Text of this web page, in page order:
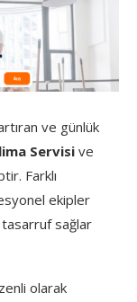
ve günlük
Servisi ve
Farklı
ekipler
tasarruf sağlar
olarak